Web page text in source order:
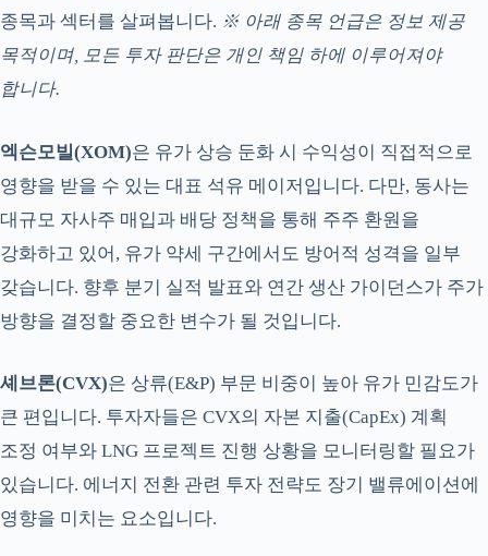
종목과 섹터를 살펴봅니다. ※ 아래 종목 언급은 정보 제공
목적이며, 모든 투자 판단은 개인 책임 하에 이루어져야
합니다.
엑슨모빌(XOM)은 유가 상승 둔화 시 수익성이 직접적으로
영향을 받을 수 있는 대표 석유 메이저입니다. 다만, 동사는
대규모 자사주 매입과 배당 정책을 통해 주주 환원을
강화하고 있어, 유가 약세 구간에서도 방어적 성격을 일부
갖습니다. 향후 분기 실적 발표와 연간 생산 가이던스가 주가
방향을 결정할 중요한 변수가 될 것입니다.
셰브론(CVX)은 상류(E&P) 부문 비중이 높아 유가 민감도가
큰 편입니다. 투자자들은 CVX의 자본 지출(CapEx) 계획
조정 여부와 LNG 프로젝트 진행 상황을 모니터링할 필요가
있습니다. 에너지 전환 관련 투자 전략도 장기 밸류에이션에
영향을 미치는 요소입니다.